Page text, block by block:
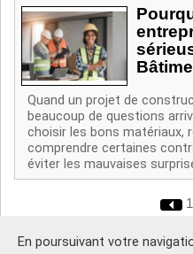
Quand un projet de
beaucoup de questions
choisir les bons matériaux,
comprendre certaines
éviter les mauvaises
1
En poursuivant votre